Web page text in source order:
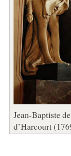
Jean-Baptiste
d’Harcourt